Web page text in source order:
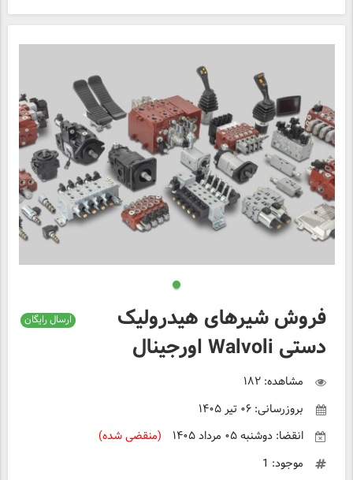
فروش شیرهای هیدرولیک
دستی Walvoli اورجینال
مشاهده: ۱۸۲
بروزرسانی: ۰۶ تیر ۱۴۰۵
انقضا: دوشنبه ۰۵ مرداد ۱۴۰۵
(منقضی شده)
موجود: 1
ارسال رایگان